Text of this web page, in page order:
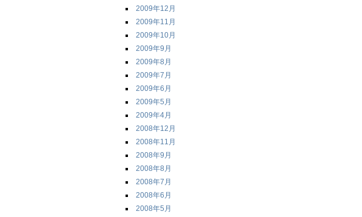
2009年12月
2009年11月
2009年10月
2009年9月
2009年8月
2009年7月
2009年6月
2009年5月
2009年4月
2008年12月
2008年11月
2008年9月
2008年8月
2008年7月
2008年6月
2008年5月